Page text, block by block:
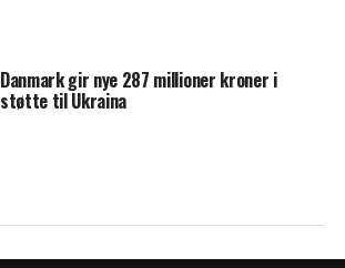
Danmark gir nye 287 millioner kroner i
støtte til Ukraina